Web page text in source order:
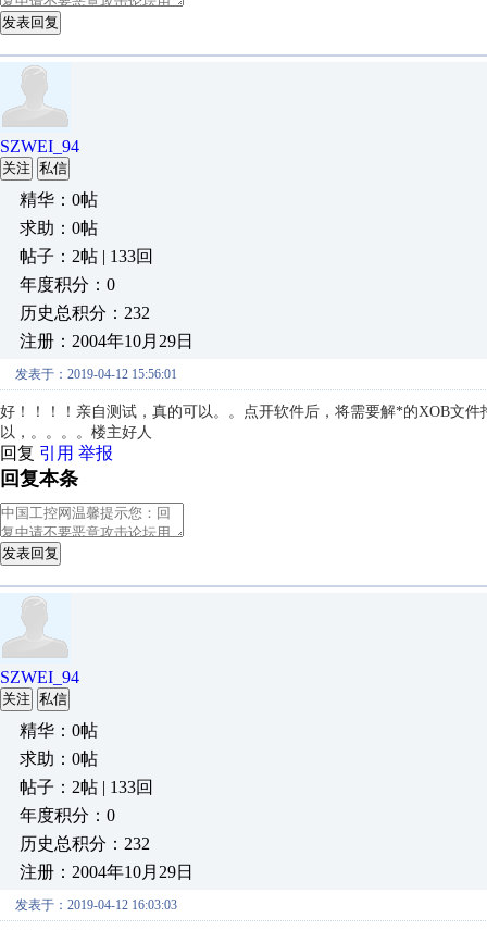
发表回复
SZWEI_94
关注 私信
精华：0帖
求助：0帖
帖子：2帖 | 133回
年度积分：0
历史总积分：232
注册：2004年10月29日
发表于：2019-04-12 15:56:01
好！！！！亲自测试，真的可以。。点开软件后，将需要解*的XOB文
以，。。。。楼主好人
回复 引用 举报
回复本条
发表回复
SZWEI_94
关注 私信
精华：0帖
求助：0帖
帖子：2帖 | 133回
年度积分：0
历史总积分：232
注册：2004年10月29日
发表于：2019-04-12 16:03:03